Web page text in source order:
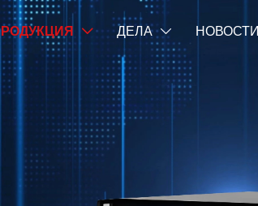
 ДЕЛА  НОВОСТИ